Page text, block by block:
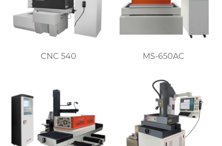
CNC 540 MS-650AC